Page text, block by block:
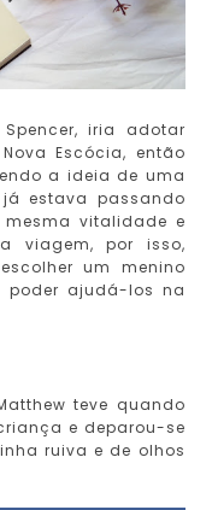
iria adotar
Escócia, então
a ideia de uma
estava passando
vitalidade e
viagem, por isso,
um menino
poder ajudá-los na
teve quando
e deparou-se
ruiva e de olhos